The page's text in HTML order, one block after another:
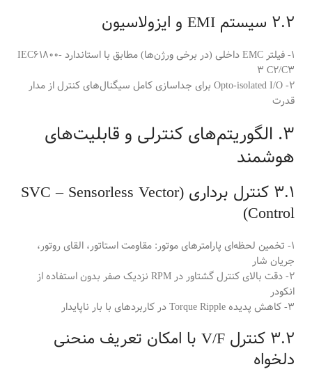
2.2 سیستم EMI و ایزولاسیون
1- فیلتر EMC داخلی (در برخی ورژن‌ها) مطابق با استاندارد IEC61800-
3 C2/C3
2- Opto-isolated I/O برای جداسازی کامل سیگنال‌های کنترل از مدار
قدرت
3. الگوریتم‌های کنترلی و قابلیت‌های
هوشمند
3.1 کنترل برداری (SVC – Sensorless Vector
Control)
1- تخمین لحظه‌ای پارامترهای موتور: مقاومت استاتور، القای روتور،
جریان شار
2- دقت بالای کنترل گشتاور در RPM نزدیک صفر بدون استفاده از
انکودر
3- کاهش پدیده Torque Ripple در کاربردهای با بار ناپایدار
3.2 کنترل V/F با امکان تعریف منحنی
دلخواه